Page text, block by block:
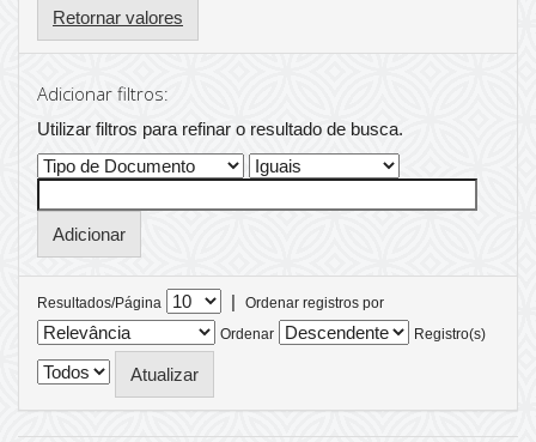
Retornar valores
Adicionar filtros:
Utilizar filtros para refinar o resultado de busca.
Resultados/Página |
Ordenar registros por
Ordenar
Registro(s)